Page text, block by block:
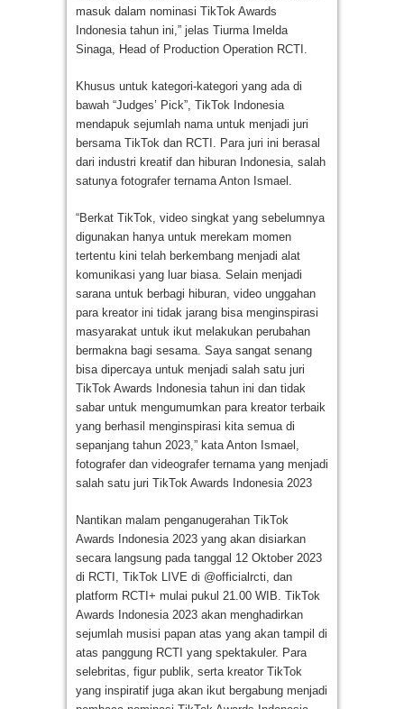
masuk dalam nominasi TikTok Awards
Indonesia tahun ini,” jelas Tiurma Imelda
Sinaga, Head of Production Operation RCTI.
Khusus untuk kategori-kategori yang ada di
bawah “Judges’ Pick”, TikTok Indonesia
mendapuk sejumlah nama untuk menjadi juri
bersama TikTok dan RCTI. Para juri ini berasal
dari industri kreatif dan hiburan Indonesia, salah
satunya fotografer ternama Anton Ismael.
“Berkat TikTok, video singkat yang sebelumnya
digunakan hanya untuk merekam momen
tertentu kini telah berkembang menjadi alat
komunikasi yang luar biasa. Selain menjadi
sarana untuk berbagi hiburan, video unggahan
para kreator ini tidak jarang bisa menginspirasi
masyarakat untuk ikut melakukan perubahan
bermakna bagi sesama. Saya sangat senang
bisa dipercaya untuk menjadi salah satu juri
TikTok Awards Indonesia tahun ini dan tidak
sabar untuk mengumumkan para kreator terbaik
yang berhasil menginspirasi kita semua di
sepanjang tahun 2023,” kata Anton Ismael,
fotografer dan videografer ternama yang menjadi
salah satu juri TikTok Awards Indonesia 2023
Nantikan malam penganugerahan TikTok
Awards Indonesia 2023 yang akan disiarkan
secara langsung pada tanggal 12 Oktober 2023
di RCTI, TikTok LIVE di @officialrcti, dan
platform RCTI+ mulai pukul 21.00 WIB. TikTok
Awards Indonesia 2023 akan menghadirkan
sejumlah musisi papan atas yang akan tampil di
atas panggung RCTI yang spektakuler. Para
selebritas, figur publik, serta kreator TikTok
yang inspiratif juga akan ikut bergabung menjadi